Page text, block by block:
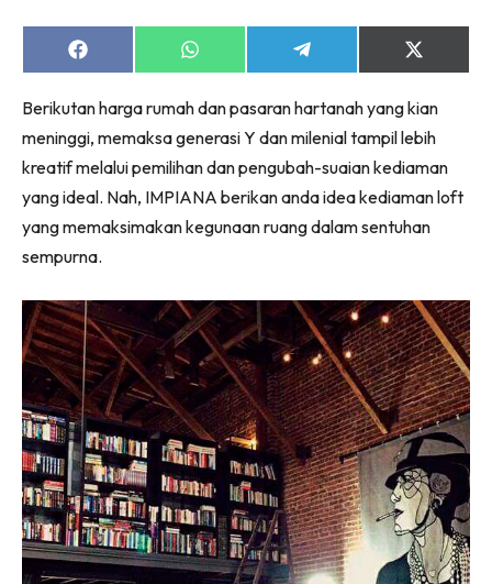
Casa Impiana
Impiana Makeover
Makeover Ruang Selebriti
Destinasi
Hotel
High Rise
Landed
Video
Beli Di Mana
Buat Sendiri
Ilham Impiana
Ilham Impiana 360
Ilham Impiana Inspirasi Selebriti
Impiana TV
Share
on
Share
on
Share
on
Share
on
(Twitter)
Berikutan harga rumah dan pasaran hartanah yang kian
meninggi, memaksa generasi Y dan milenial tampil lebih
kreatif melalui pemilihan dan pengubah-suaian kediaman
yang ideal. Nah, IMPIANA berikan anda idea kediaman loft
yang memaksimakan kegunaan ruang dalam sentuhan
sempurna.